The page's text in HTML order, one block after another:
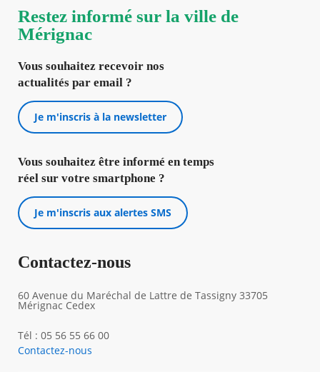
Restez informé sur la ville de
Mérignac
Vous souhaitez recevoir nos
actualités par email ?
Je m'inscris à la newsletter
Vous souhaitez être informé en temps
réel sur votre smartphone ?
Je m'inscris aux alertes SMS
Contactez-nous
60 Avenue du Maréchal de Lattre de Tassigny 33705
Mérignac Cedex
Tél : 05 56 55 66 00
Contactez-nous